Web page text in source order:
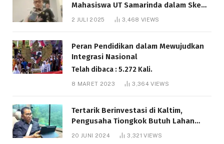
Mahasiswa UT Samarinda dalam Skema
Bantuan Pendidikan Gratispol
2 JULI 2025 3,468 VIEWS
Peran Pendidikan dalam Mewujudkan
Integrasi Nasional
Telah dibaca : 5.272 Kali.
8 MARET 2023 3,364VIEWS
Tertarik Berinvestasi di Kaltim,
Pengusaha Tiongkok Butuh Lahan
1.000 Hektare
20 JUNI 2024 3,321VIEWS